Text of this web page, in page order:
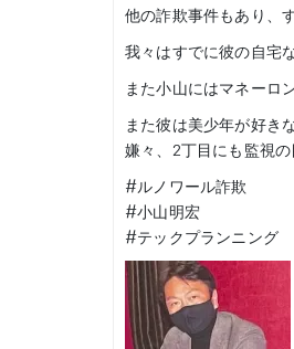
他の詐欺事件もあり、
我々はすでに彼の自宅
また小山にはマネーロ
また彼は美少年が好き
嫌々、2丁目にも監視の
#ルノワール詐欺
#小山明宏
#テックプランニング